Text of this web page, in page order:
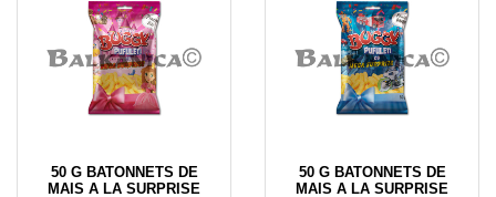
50 G BATONNETS DE
MAIS A LA SURPRISE
50 G BATONNETS DE
MAIS A LA SURPRISE